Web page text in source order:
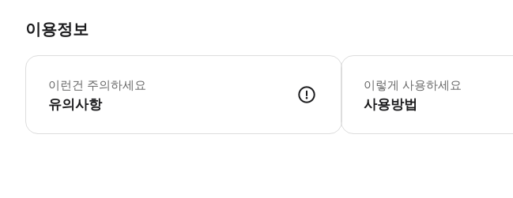
이용정보
이런건 주의하세요
유의사항
📢 김밥 제공 관련 안내 준비해 드리
이렇게 사용하세요
사용방법